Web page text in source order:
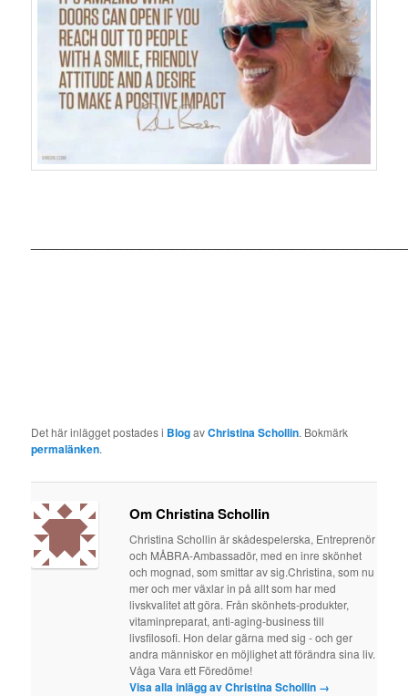
Det här inlägget postades i BlogavChristina Schollin. Bokmärk
permalänken.
Om Christina Schollin
Christina Schollin är skådespelerska, Entreprenör
och MÅBRA-Ambassadör, med en inre skönhet
och mognad, som smittar av sig.Christina, som nu
mer och mer växlar in på allt som har med
livskvalitet att göra. Från skönhets-produkter,
vitaminpreparat, anti-aging-business till
livsfilosofi. Hon delar gärna med sig - och ger
andra människor en möjlighet att förändra sina liv.
Våga Vara ett Föredöme!
Visa alla inlägg av Christina Schollin →